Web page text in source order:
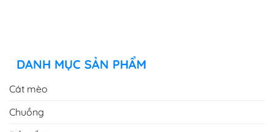
DANH MỤC SẢN PHẨM
Cát mèo
Chuồng